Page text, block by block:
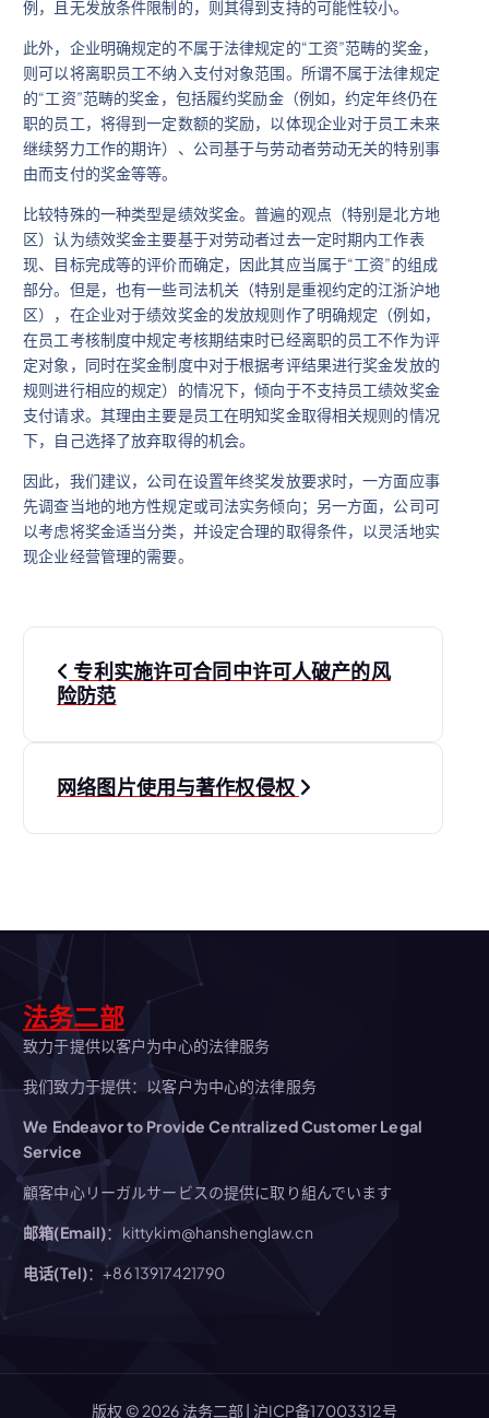
例，且无发放条件限制的，则其得到支持的可能性较小。
此外，企业明确规定的不属于法律规定的“工资”范畴的奖金，
则可以将离职员工不纳入支付对象范围。所谓不属于法律规定
的“工资”范畴的奖金，包括履约奖励金（例如，约定年终仍在
职的员工，将得到一定数额的奖励，以体现企业对于员工未来
继续努力工作的期许）、公司基于与劳动者劳动无关的特别事
由而支付的奖金等等。
比较特殊的一种类型是绩效奖金。普遍的观点（特别是北方地
区）认为绩效奖金主要基于对劳动者过去一定时期内工作表
现、目标完成等的评价而确定，因此其应当属于“工资”的组成
部分。但是，也有一些司法机关（特别是重视约定的江浙沪地
区），在企业对于绩效奖金的发放规则作了明确规定（例如，
在员工考核制度中规定考核期结束时已经离职的员工不作为评
定对象，同时在奖金制度中对于根据考评结果进行奖金发放的
规则进行相应的规定）的情况下，倾向于不支持员工绩效奖金
支付请求。其理由主要是员工在明知奖金取得相关规则的情况
下，自己选择了放弃取得的机会。
因此，我们建议，公司在设置年终奖发放要求时，一方面应事
先调查当地的地方性规定或司法实务倾向；另一方面，公司可
以考虑将奖金适当分类，并设定合理的取得条件，以灵活地实
现企业经营管理的需要。
文
章
航
专利实施许可合同中许可人破产的风
险防范
网络图片使用与著作权侵权
法务二部
致力于提供以客户为中心的法律服务
我们致力于提供：以客户为中心的法律服务
We Endeavor to Provide Centralized Customer Legal
Service
顧客中心リーガルサービスの提供に取り組んでいます
邮箱(Email)：kittykim@hanshenglaw.cn
电话(Tel)：+86 13917421790
版权 © 2026 法务二部 | 沪ICP备17003312号